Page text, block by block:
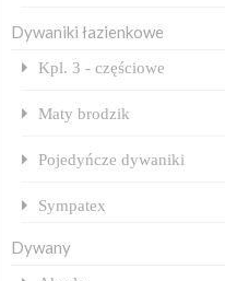
Dywaniki łazienkowe
Kpl. 3 - częściowe
Maty brodzik
Pojedyńcze dywaniki
Sympatex
Dywany